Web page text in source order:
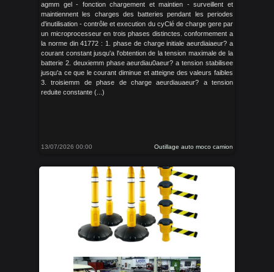
agmm gel - fonction chargement et maintien - surveillent et
maintiennent les charges des batteries pendant les periodes
d'inutilisation - contrôle et execution du cyClé de charge gere par
un microprocesseur en trois phases distinctes. conformement a
la norme din 41772 : 1. phase de charge initiale aeurdiaiaeur? a
courant constant jusqu'a l'obtention de la tension maximale de la
batterie 2. deuxiemm phase aeurdiau0aeur? a tension stabilisee
jusqu'a ce que le courant diminue et atteigne des valeurs faibles
3. troisiemm de phase de charge aeurdiauaeur? a tension
reduite constante (...)
13/07/2026 00:00 Outillage auto moco camion